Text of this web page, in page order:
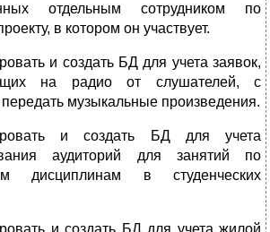
отдельным сотрудником по
в котором он участвует.
и создать БД для учета заявок,
на радио от слушателей, с
музыкальные произведения.
и создать БД для учета
аудиторий для занятий по
дисциплинам в студенческих